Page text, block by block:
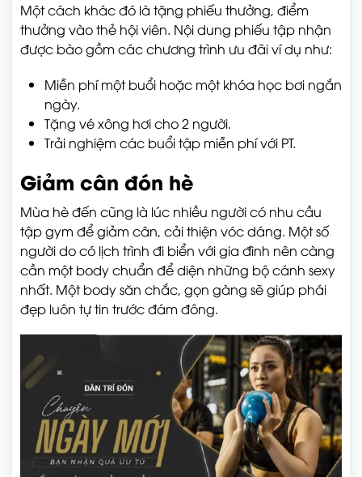
Một cách khác đó là tặng phiếu thưởng, điểm
thưởng vào thẻ hội viên. Nội dung phiếu tập nhận
được bào gồm các chương trình ưu đãi ví dụ như:
Miễn phí một buổi hoặc một khóa học bơi ngắn
ngày.
Tặng vé xông hơi cho 2 người.
Trải nghiệm các buổi tập miễn phí với PT.
Giảm cân đón hè
Mùa hè đến cũng là lúc nhiều người có nhu cầu
tập gym để giảm cân, cải thiện vóc dáng. Một số
người do có lịch trình đi biển với gia đình nên càng
cần một body chuẩn để diện những bộ cánh sexy
nhất. Một body săn chắc, gọn gàng sẽ giúp phái
đẹp luôn tự tin trước đám đông.